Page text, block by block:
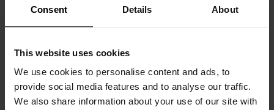
Consent Details About
This website uses cookies
We use cookies to personalise content and ads, to
provide social media features and to analyse our traffic.
We also share information about your use of our site with
Ribbede ærmemansjetter
Materiale: 94 % økologisk bomuld, 6 % elastan – 190 GSM
Specifikation